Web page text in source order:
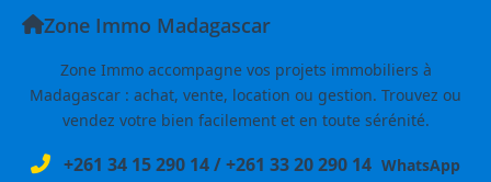
Zone Immo Madagascar
Zone Immo accompagne vos projets immobiliers à
Madagascar : achat, vente, location ou gestion. Trouvez ou
vendez votre bien facilement et en toute sérénité.
+261 34 15 290 14/+261 33 20 290 14 WhatsApp